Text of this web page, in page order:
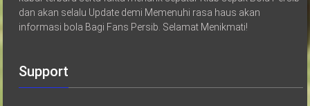
dan akan selalu Update demi Memenuhi rasa haus akan
informasi bola Bagi Fans Persib. Selamat Menikmati!
Support